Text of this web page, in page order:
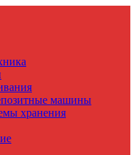
машины
хранения